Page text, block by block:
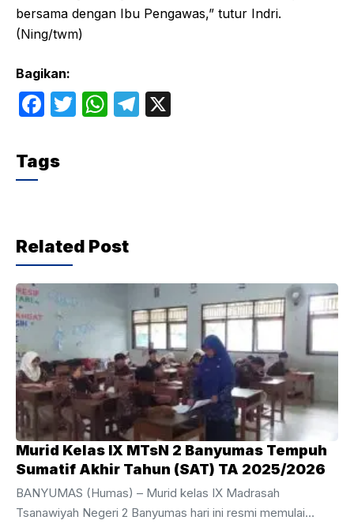
bersama dengan Ibu Pengawas,” tutur Indri.
(Ning/twm)
Bagikan:
F
c
e
o
k
T
W
p
T
Tags
Related Post
Murid Kelas IX MTsN 2 Banyumas Tempuh
Sumatif Akhir Tahun (SAT) TA 2025/2026
BANYUMAS (Humas) – Murid kelas IX Madrasah
Tsanawiyah Negeri 2 Banyumas hari ini resmi memulai